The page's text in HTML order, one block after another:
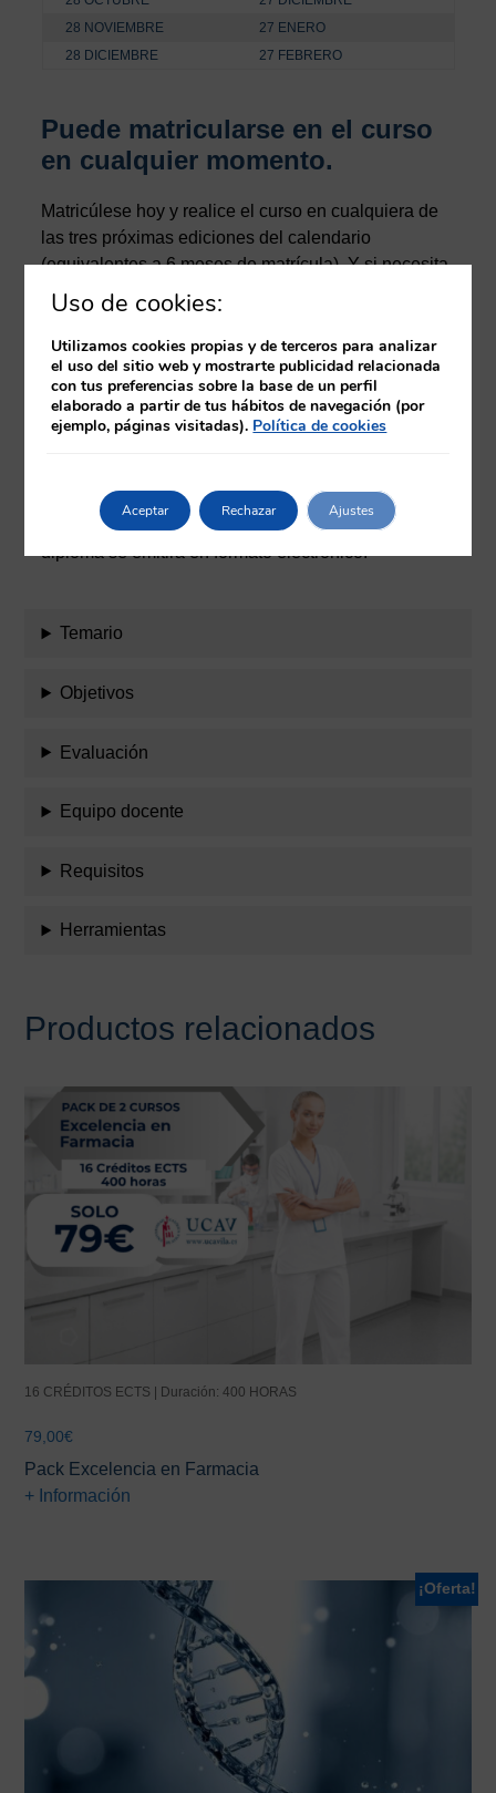
28 NOVIEMBRE
27 ENERO
28 DICIEMBRE
27 FEBRERO
Puede matricularse en el curso
en cualquier momento.
Matricúlese hoy y realice el curso en cualquiera de
las tres próximas ediciones del calendario
(equivalentes a 6 meses de matrícula). Y si necesita
más tiempo, no dude en ponerse en
nosotros.
Una vez finalizado el curso, tras la evaluación como
apto por el tutor, podrá descargar un certificado
provisional en el propio aula virtual. Posteriormente,
acreditado por la Comisión de Formación
Continuada de Profesionales Sanitarios. Este
diploma se emitirá en formato electrónico.
Temario
Objetivos
Evaluación
Equipo docente
Requisitos
Herramientas
Productos relacionados
16 CRÉDITOS ECTS | Duración: 400 HORAS
79,00€
Pack Excelencia en Farmacia
+ Información
¡Oferta!
Uso de cookies:
Utilizamos cookies propias y de terceros para analizar
el uso del sitio web y mostrarte publicidad relacionada
con tus preferencias sobre la base de un perfil
elaborado a partir de tus hábitos de navegación (por
ejemplo, páginas visitadas). Política de cookies
Aceptar Rechazar Ajustes